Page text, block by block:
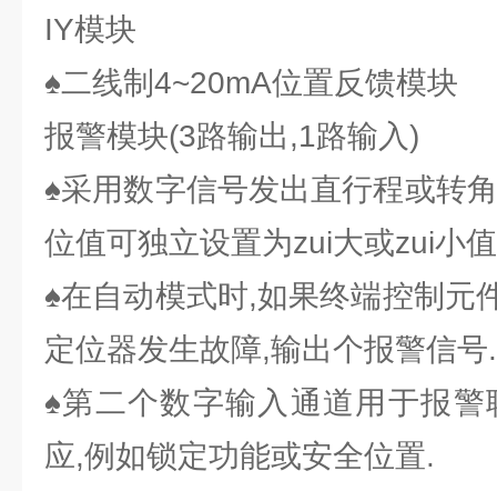
IY模块
♠二线制4~20mA位置反馈模块
报警模块(3路输出,1路输入)
♠采用数字信号发出直行程或转
位值可独立设置为zui大或zui小
♠在自动模式时,如果终端控制元
定位器发生故障,输出个报警信号.
♠第二个数字输入通道用于报
应,例如锁定功能或安全位置.